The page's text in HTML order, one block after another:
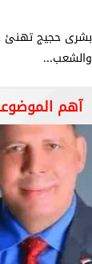
بشرى حجيج تهنئ
والشعب...
آهم